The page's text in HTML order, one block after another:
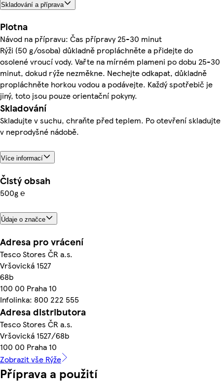
Skladování a příprava
Plotna
Návod na přípravu: Čas přípravy 25-30 minut
Rýži (50 g/osoba) důkladně propláchněte a přidejte do
osolené vroucí vody. Vařte na mírném plameni po dobu 25-30
minut, dokud rýže nezměkne. Nechejte odkapat, důkladně
propláchněte horkou vodou a podávejte. Každý spotřebič je
jiný, toto jsou pouze orientační pokyny.
Skladování
Skladujte v suchu, chraňte před teplem. Po otevření skladujte
v neprodyšné nádobě.
Více informací
Čistý obsah
500g ℮
Údaje o značce
Adresa pro vrácení
Tesco Stores ČR a.s.
Vršovická 1527
68b
100 00 Praha 10
Infolinka: 800 222 555
Adresa distributora
Tesco Stores ČR a.s.
Vršovická 1527/68b
100 00 Praha 10
Zobrazit vše Rýže
Příprava a použití